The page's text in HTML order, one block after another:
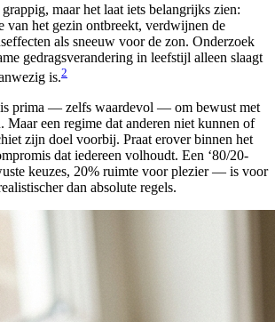
maar het laat iets belangrijks zien:
van het gezin ontbreekt, verdwijnen de
als sneeuw voor de zon. Onderzoek
gedragsverandering in leefstijl alleen slaagt
is.2
is prima — zelfs waardevol — om bewust met
Maar een regime dat anderen niet kunnen of
zijn doel voorbij. Praat erover binnen het
dat iedereen volhoudt. Een ‘80/20-
keuzes, 20% ruimte voor plezier — is voor
dan absolute regels.